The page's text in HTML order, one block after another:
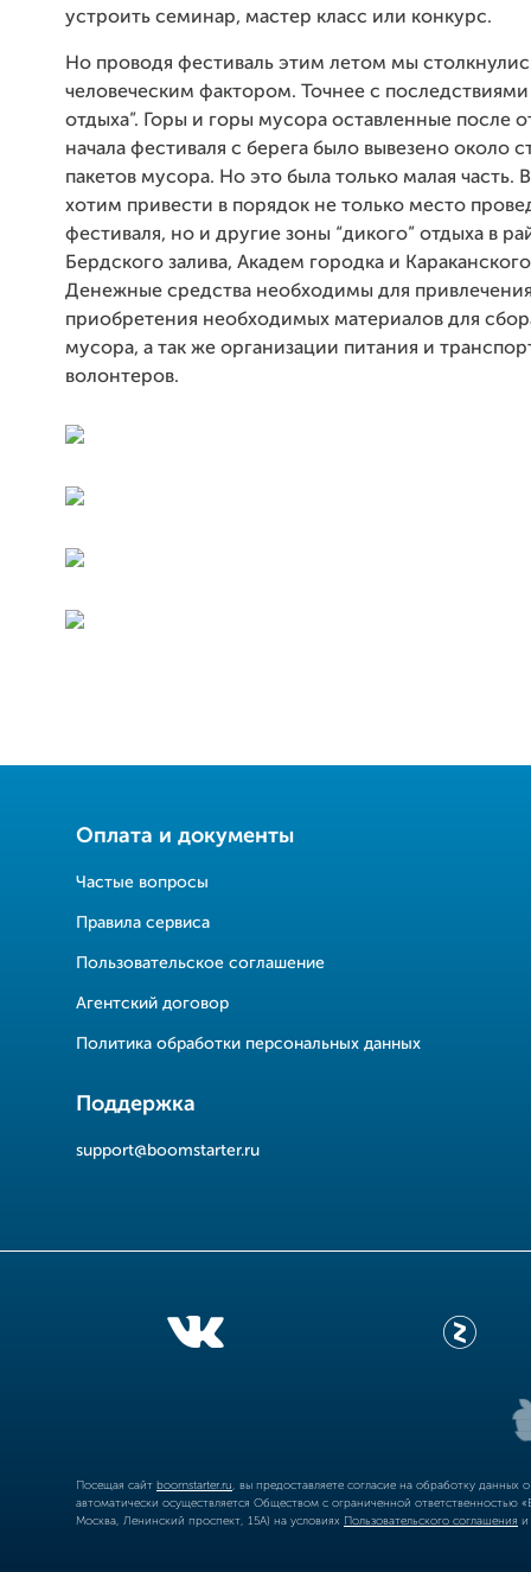
устроить семинар, мастер класс или конкурс.
Но проводя фестиваль этим летом мы
человеческим фактором. Точнее с последствиями
отдыха”. Горы и горы мусора оставленные после
начала фестиваля с берега было вывезено около
пакетов мусора. Но это была только малая
хотим привести в порядок не только место
фестиваля, но и другие зоны “дикого” отдыха в
Бердского залива, Академ городка и
Денежные средства необходимы для
приобретения необходимых материалов для
мусора, а так же организации питания и
волонтеров.
Оплата и документы
Частые вопросы
Правила сервиса
Пользовательское соглашение
Агентский договор
Политика обработки персональных данных
Поддержка
support@boomstarter.ru
Посещая сайт boomstarter.ru , вы предоставляете согласие на обработку
автоматически осуществляется Обществом с ограниченной
Москва, Ленинский проспект, 15А) на условиях Пользовательского соглашения и